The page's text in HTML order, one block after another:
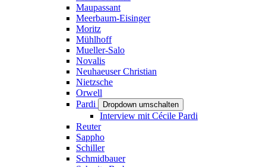
Maupassant
Meerbaum-Eisinger
Moritz
Mühlhoff
Mueller-Salo
Novalis
Neuhaeuser Christian
Nietzsche
Orwell
Pardi
Dropdown umschalten
Interview mit Cécile Pardi
Reuter
Sappho
Schiller
Schmidbauer